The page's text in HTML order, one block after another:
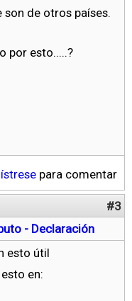
son de otros países.
por esto.....?
para comentar
#3
- Declaración
esto útil
en: